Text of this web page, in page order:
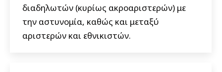
διαδηλωτών (κυρίως ακροαριστερών) με
την αστυνομία, καθώς και μεταξύ
αριστερών και εθνικιστών.